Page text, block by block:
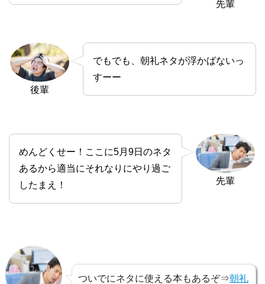
先輩
後輩
でもでも、朝礼ネタが浮かばないっ
すーー
先輩
めんどくせー！ここに5月9日のネタ
あるから適当にそれなりにやり過ご
したまえ！
ついでにネタに使える本もあるぞ⇒朝礼